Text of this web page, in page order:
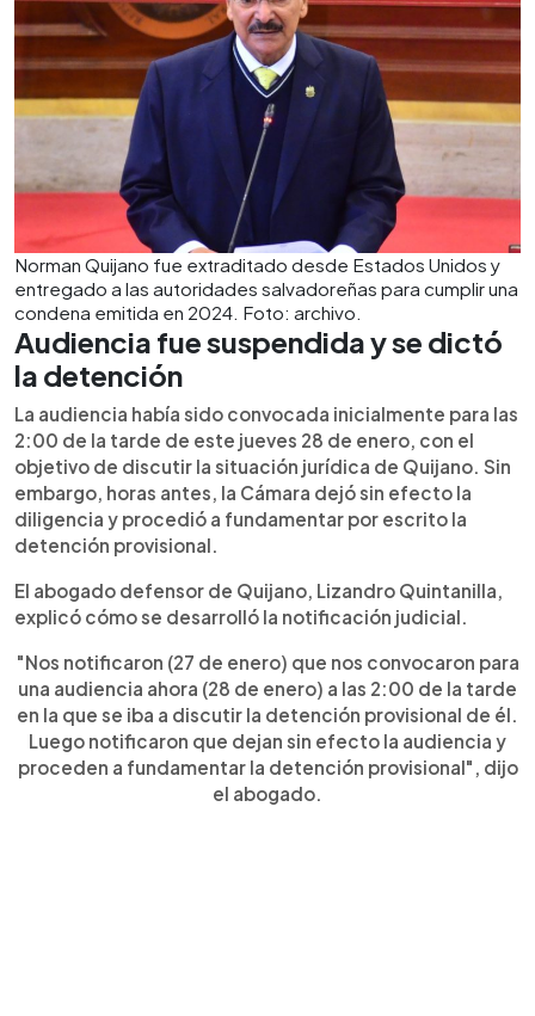
Norman Quijano fue extraditado desde Estados Unidos y
entregado a las autoridades salvadoreñas para cumplir una
condena emitida en 2024. Foto: archivo.
Audiencia fue suspendida y se dictó
la detención
La audiencia había sido convocada inicialmente para las
2:00 de la tarde de este jueves 28 de enero, con el
objetivo de discutir la situación jurídica de Quijano. Sin
embargo, horas antes, la Cámara dejó sin efecto la
diligencia y procedió a fundamentar por escrito la
detención provisional.
El abogado defensor de Quijano, Lizandro Quintanilla,
explicó cómo se desarrolló la notificación judicial.
"Nos notificaron (27 de enero) que nos convocaron para
una audiencia ahora (28 de enero) a las 2:00 de la tarde
en la que se iba a discutir la detención provisional de él.
Luego notificaron que dejan sin efecto la audiencia y
proceden a fundamentar la detención provisional", dijo
el abogado.